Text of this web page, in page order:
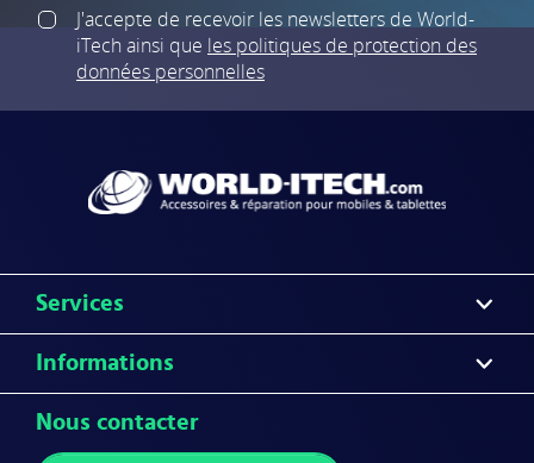
J'accepte de recevoir les newsletters de World-
iTech ainsi que les politiques de protection des
données personnelles
Services
Informations
Nous contacter